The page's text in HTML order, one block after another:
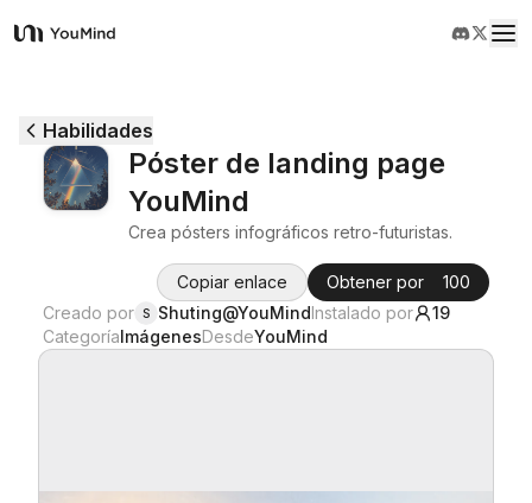
YouMind
Casos de uso
Prompts
Descargar
Habilidades
Póster de landing page
YouMind
Crea pósters infográficos retro-futuristas.
Copiar enlace Obtener por
100
Creado por S Shuting@YouMindInstalado por
19
CategoríaImágenesDesdeYouMind